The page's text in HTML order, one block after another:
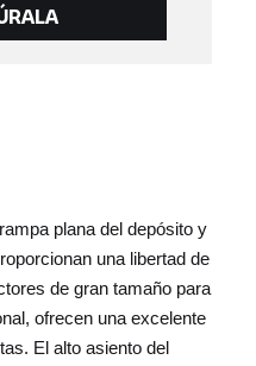
plana del depósito y
una libertad de
de gran tamaño para
ofrecen una excelente
El alto asiento del